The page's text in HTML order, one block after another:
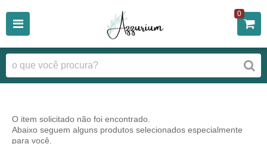
0
O item solicitado não foi encontrado.
Abaixo seguem alguns produtos selecionados especialmente
para você.